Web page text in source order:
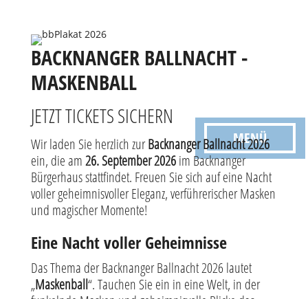
MENÜ
BACKNANGER BALLNACHT -
MASKENBALL
JETZT TICKETS SICHERN
Wir laden Sie herzlich zurBacknanger Ballnacht 2026
ein, die am26. September 2026im Backnanger
Bürgerhaus stattfindet. Freuen Sie sich auf eine Nacht
voller geheimnisvoller Eleganz, verführerischer Masken
und magischer Momente!
Eine Nacht voller Geheimnisse
Das Thema der Backnanger Ballnacht 2026 lautet
„Maskenball“. Tauchen Sie ein in eine Welt, in der